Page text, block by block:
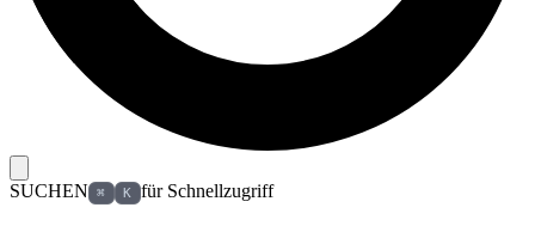
SUCHEN ⌘ K für Schnellzugriff